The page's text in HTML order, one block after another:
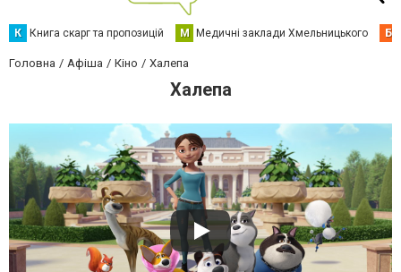
К Книга скарг та пропозицій М Медичні заклади Хмельницького Б
Головна Афіша Кіно Халепа
Халепа